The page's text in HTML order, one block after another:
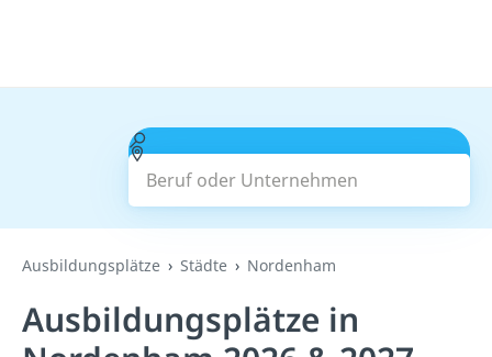
Beruf oder Unternehmen
Suchen
Ausbildungsplätze Städte Nordenham
Ausbildungsplätze in